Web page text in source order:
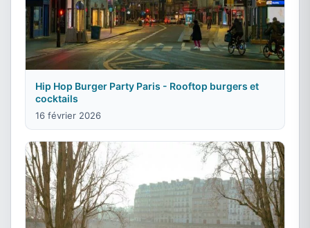
Hip Hop Burger Party Paris - Rooftop burgers et
cocktails
16 février 2026